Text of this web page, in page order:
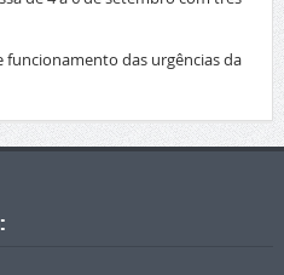
funcionamento das urgências da